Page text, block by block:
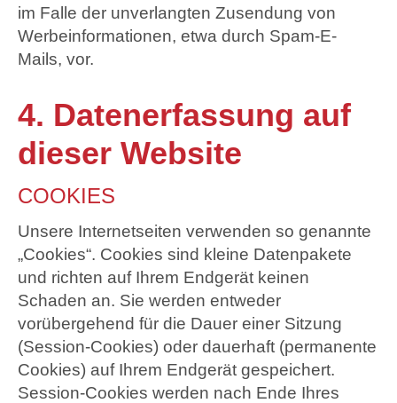
im Falle der unverlangten Zusendung von
Werbeinformationen, etwa durch Spam-E-
Mails, vor.
4. Datenerfassung auf
dieser Website
COOKIES
Unsere Internetseiten verwenden so genannte
„Cookies“. Cookies sind kleine Datenpakete
und richten auf Ihrem Endgerät keinen
Schaden an. Sie werden entweder
vorübergehend für die Dauer einer Sitzung
(Session-Cookies) oder dauerhaft (permanente
Cookies) auf Ihrem Endgerät gespeichert.
Session-Cookies werden nach Ende Ihres